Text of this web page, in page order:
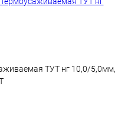
ТУТ нг 10,0/5,0мм,